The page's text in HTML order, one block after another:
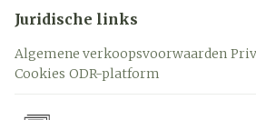
Juridische links
Algemene verkoopsvoorwaarden
Cookies ODR-platform